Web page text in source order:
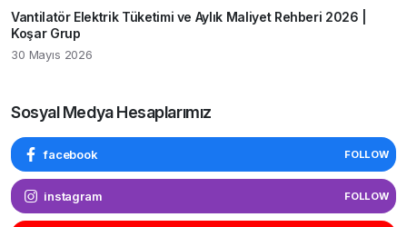
Vantilatör Elektrik Tüketimi ve Aylık Maliyet Rehberi 2026 |
Koşar Grup
30 Mayıs 2026
Sosyal Medya Hesaplarımız
facebook FOLLOW
instagram FOLLOW